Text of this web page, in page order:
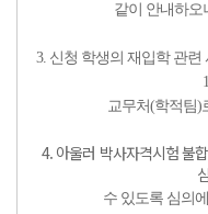
같이 안내하오
3. 신청 학생의 재입학 관련
교무처(학적팀)
4. 아울러 박사자격시험 불
수 있도록 심의